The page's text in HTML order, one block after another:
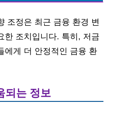
조정은 최근 금융 환경 변
한 조치입니다. 특히, 저금
에게 더 안정적인 금융 환
되는 정보